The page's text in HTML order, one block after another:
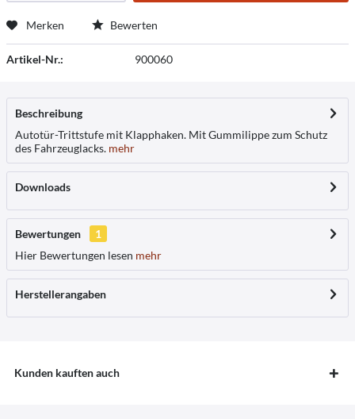
Merken Bewerten
Artikel-Nr.: 900060
Beschreibung
Autotür-Trittstufe mit Klapphaken. Mit Gummilippe zum Schutz
des Fahrzeuglacks. mehr
Downloads
Bewertungen
1
Hier Bewertungen lesen mehr
Herstellerangaben
Kunden kauften auch